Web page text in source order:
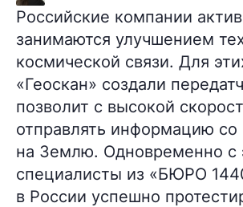
Российские компании
занимаются улучшением
космической связи. Для
«Геоскан» создали
позволит с высокой
отправлять информацию со
на Землю. Одновременно с
специалисты из «БЮРО
в России успешно